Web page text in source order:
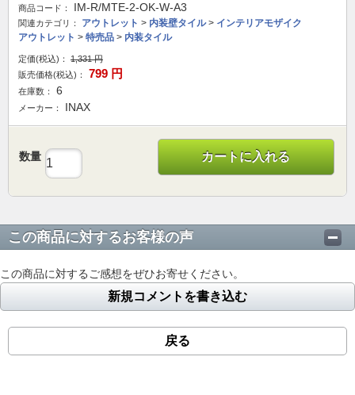
商品コード： IM-R/MTE-2-OK-W-A3
関連カテゴリ： アウトレット > 内装壁タイル> インテリアモザイク
アウトレット > 特売品 > 内装タイル
定価(税込)： 1,331円
販売価格(税込)：
799 円
在庫数： 6
メーカー： INAX
数量 カートに入れる
この商品に対するお客様の声
この商品に対するご感想をぜひお寄せください。
新規コメントを書き込む
戻る